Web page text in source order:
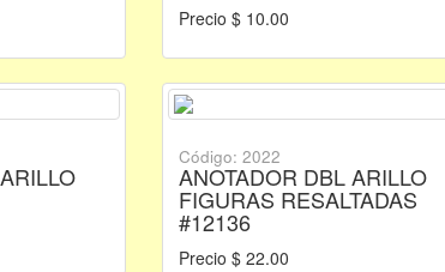
Precio $ 10.00
Código: 2022
ANOTADOR DBL ARILLO
FIGURAS RESALTADAS
#12136
Precio $ 22.00